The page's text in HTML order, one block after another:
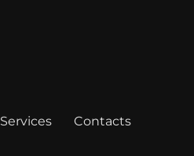
Services Contacts